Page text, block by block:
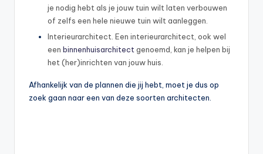
je nodig hebt als je jouw tuin wilt laten verbouwen
of zelfs een hele nieuwe tuin wilt aanleggen.
Interieurarchitect. Een interieurarchitect, ook wel
een binnenhuisarchitect genoemd, kan je helpen bij
het (her)inrichten van jouw huis.
Afhankelijk van de plannen die jij hebt, moet je dus op
zoek gaan naar een van deze soorten architecten.